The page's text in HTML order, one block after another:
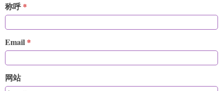
称呼
Email
网站